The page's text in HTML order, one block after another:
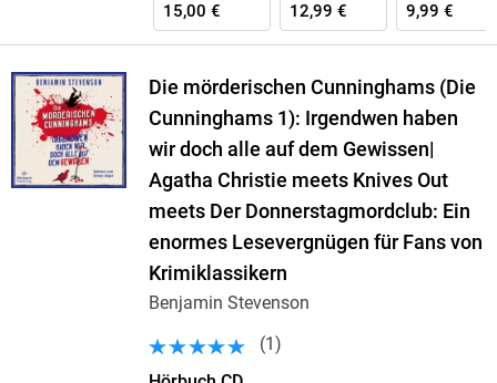
15,00 €
12,99 €
9,99 €
Die mörderischen Cunninghams (Die
Cunninghams 1): Irgendwen haben
wir doch alle auf dem Gewissen|
Agatha Christie meets Knives Out
meets Der Donnerstagmordclub: Ein
enormes Lesevergnügen für Fans von
Krimiklassikern
Benjamin Stevenson
(1 )